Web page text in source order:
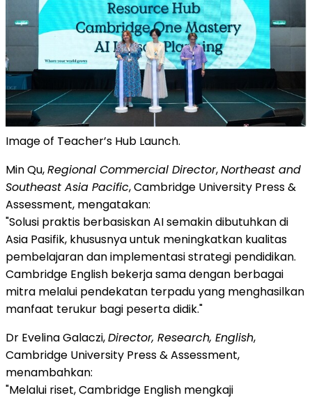
Image of Teacher’s Hub Launch.
Min Qu,Regional Commercial Director,Northeast and
Southeast Asia Pacific, Cambridge University Press &
Assessment, mengatakan:
"Solusi praktis berbasiskan AI semakin dibutuhkan di
Asia Pasifik, khususnya untuk meningkatkan kualitas
pembelajaran dan implementasi strategi pendidikan.
Cambridge English bekerja sama dengan berbagai
mitra melalui pendekatan terpadu yang menghasilkan
manfaat terukur bagi peserta didik."
Dr Evelina Galaczi,Director, Research, English,
Cambridge University Press & Assessment,
menambahkan:
"Melalui riset, Cambridge English mengkaji